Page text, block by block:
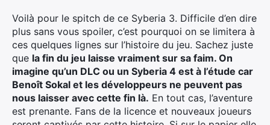
Voilà pour le spitch de ce Syberia 3. Difficile d’en dire
plus sans vous spoiler, c’est pourquoi on se limitera à
ces quelques lignes sur l’histoire du jeu. Sachez juste
que la fin du jeu laisse vraiment sur sa faim. On
imagine qu’un DLC ou un Syberia 4 est à l’étude car
Benoît Sokal et les développeurs ne peuvent pas
nous laisser avec cette fin là. En tout cas, l’aventure
est prenante. Fans de la licence et nouveaux joueurs